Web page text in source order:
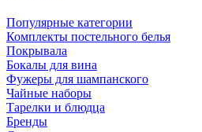
Популярные категории
Комплекты постельного белья
Покрывала
Бокалы для вина
Фужеры для шампанского
Чайные наборы
Тарелки и блюдца
Бренды